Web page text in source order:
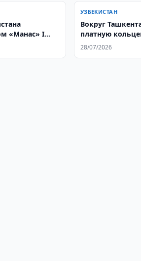
«Манас» I
УЗБЕКИСТАН
Вокруг
платную
млрд
28/07/2026